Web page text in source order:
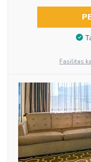
Fasilitas